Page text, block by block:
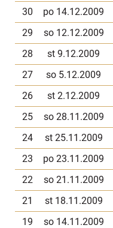
30
po 14.12.2009
29
so 12.12.2009
28
st 9.12.2009
27
so 5.12.2009
26
st 2.12.2009
25
so 28.11.2009
24
st 25.11.2009
23
po 23.11.2009
22
so 21.11.2009
21
st 18.11.2009
19
so 14.11.2009